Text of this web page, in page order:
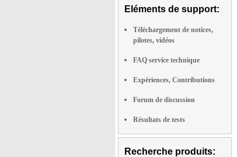
Eléments de support:
Téléchargement de notices,
pilotes, vidéos
FAQ service technique
Expériences, Contributions
Forum de discussion
Résultats de tests
Recherche produits: